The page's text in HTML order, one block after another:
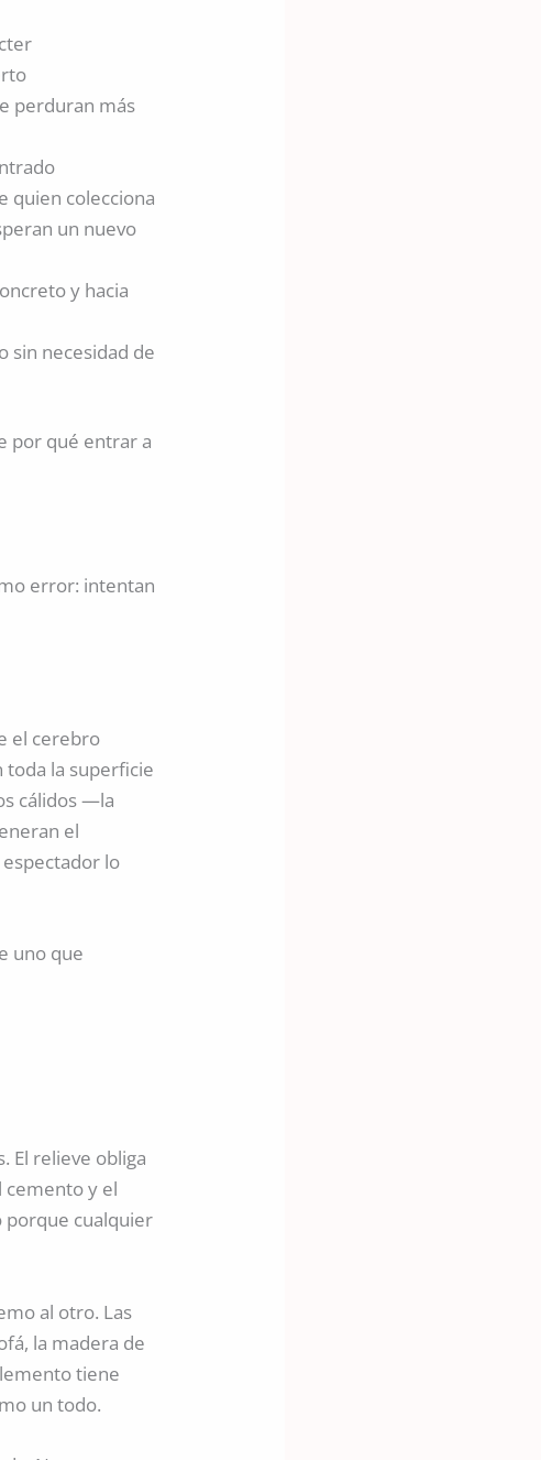
perduran más
quien colecciona
un nuevo
y hacia
sin necesidad de
por qué entrar a
error: intentan
el cerebro
toda la superficie
cálidos —la
el
lo
uno que
El relieve obliga
cemento y el
porque cualquier
al otro. Las
la madera de
tiene
un todo.